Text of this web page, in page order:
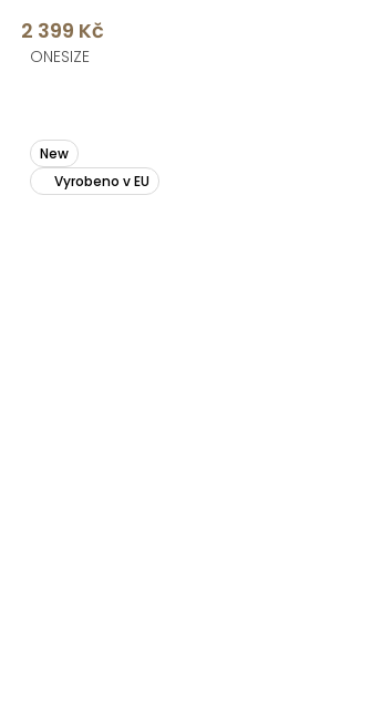
2 399 Kč
ONESIZE
New
Vyrobeno v EU